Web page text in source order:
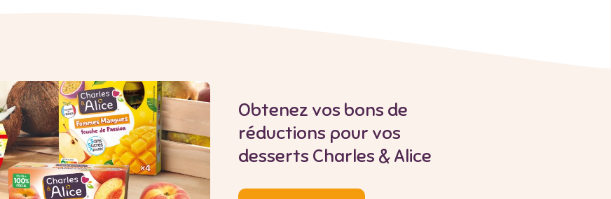
Obtenez vos bons de
réductions pour vos
desserts Charles & Alice